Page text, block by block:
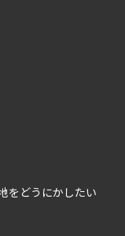
をどうにかしたい